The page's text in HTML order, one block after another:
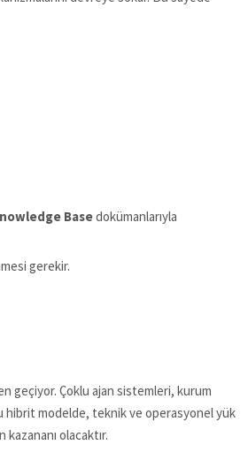
Basedokümanlarıyla
gerekir.
geçiyor. Çoklu ajan sistemleri, kurum
hibrit modelde, teknik ve operasyonel yük
olacaktır.